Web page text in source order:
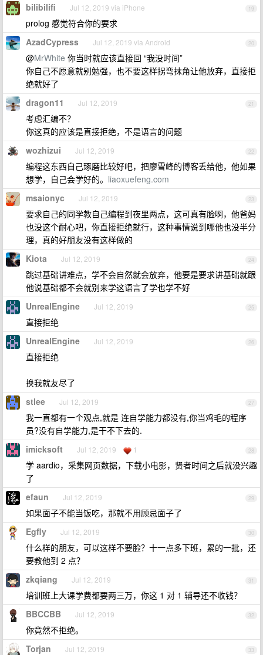
19
bilibilifi Jul 12, 2019 via iPhone
prolog 感觉符合你的要求
20
AzadCypress Jul 12, 2019 via Android
@MrWhite 你当时就应该直接回 “我没时间”
你自己不愿意就别勉强，也不要这样拐弯抹角让他放弃，直接拒
绝就好了
21
dragon11 Jul 12, 2019
考虑汇编不？
你这真的应该是直接拒绝，不是语言的问题
22
wozhizui Jul 12, 2019
编程这东西自己琢磨比较好吧，把廖雪峰的博客丢给他，他如果
想学，自己会学好的。 liaoxuefeng.com
23
msaionyc Jul 12, 2019
要求自己的同学教自己编程到夜里两点，这可真有脸啊，他爸妈
也没这个耐心吧，你直接拒绝就行，这种事情说到哪他也没半分
理，真的好朋友没有这样做的
24
Kiota Jul 12, 2019
跳过基础讲难点，学不会自然就会放弃，他要是要求讲基础就跟
他说基础都不会就别来学这语言了学也学不好
25
UnrealEngine Jul 12, 2019
直接拒绝
26
UnrealEngine Jul 12, 2019
直接拒绝
换我就友尽了
27
stlee Jul 12, 2019
我一直都有一个观点,就是 连自学能力都没有,你当鸡毛的程序
员?没有自学能力,是干不下去的.
28
imicksoft Jul 12, 2019 1
学 aardio，采集网页数据，下载小电影，贤者时间之后就没兴趣
了
29
efaun Jul 12, 2019
如果面子不能当饭吃，那就不用顾忌面子了
30
Egfly Jul 12, 2019
什么样的朋友，可以这样不要脸？十一点多下班，累的一批，还
要教他到 2 点？
31
zkqiang Jul 12, 2019
培训班上大课学费都要两三万，你这 1 对 1 辅导还不收钱？
32
BBCCBB Jul 12, 2019
你竟然不拒绝。
33
Torjan Jul 12, 2019